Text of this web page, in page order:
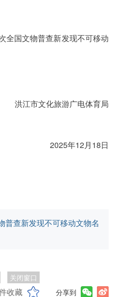
全国文物普查新发现不可移动
洪江市文化旅游广电体育局
2025年12月18日
普查新发现不可移动文物名
关闭窗口
收藏 分享到